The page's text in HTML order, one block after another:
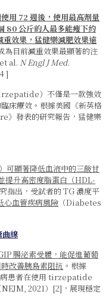
用 72 週後，使用最高劑量
80 公斤的人最多能瘦下約
效果，猛健樂減肥效果遠
為目前減重效果最顯著的注
al. N Engl J Med.
]
）不僅是一款強效
床療效。根據美國《新英格
》發表的研究報告，猛健樂
顯著降低血液中的三酸甘
提升高密度脂蛋白（HDL-
指出，受試者的 TG 濃度平
心血管疾病風險 （Diabetes
曲線
腸泌素受體，能促進葡萄
改善胰島素阻抗 。根據
病患者在使用 tirzepatide
2021）[2]，展現穩定